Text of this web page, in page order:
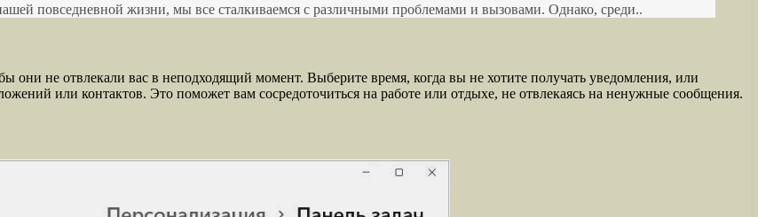
повседневной жизни, мы все сталкиваемся с различными проблемами и вызовами. Однако, среди..
они не отвлекали вас в неподходящий момент. Выберите время, когда вы не хотите получать уведомления, или
или контактов. Это поможет вам сосредоточиться на работе или отдыхе, не отвлекаясь на ненужные сообщения.